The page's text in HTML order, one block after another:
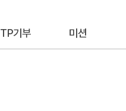
TP기부 미션